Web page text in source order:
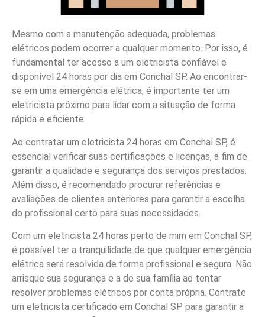
Mesmo com a manutenção adequada, problemas
elétricos podem ocorrer a qualquer momento. Por isso, é
fundamental ter acesso a um eletricista confiável e
disponível 24 horas por dia em Conchal SP. Ao encontrar-
se em uma emergência elétrica, é importante ter um
eletricista próximo para lidar com a situação de forma
rápida e eficiente.
Ao contratar um eletricista 24 horas em Conchal SP, é
essencial verificar suas certificações e licenças, a fim de
garantir a qualidade e segurança dos serviços prestados.
Além disso, é recomendado procurar referências e
avaliações de clientes anteriores para garantir a escolha
do profissional certo para suas necessidades.
Com um eletricista 24 horas perto de mim em Conchal SP,
é possível ter a tranquilidade de que qualquer emergência
elétrica será resolvida de forma profissional e segura. Não
arrisque sua segurança e a de sua família ao tentar
resolver problemas elétricos por conta própria. Contrate
um eletricista certificado em Conchal SP para garantir a